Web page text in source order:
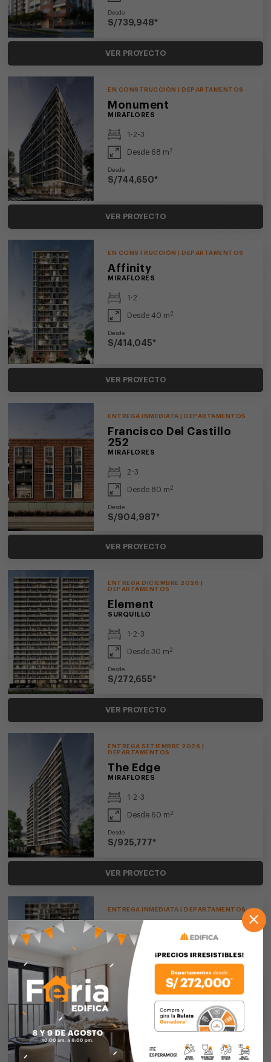
Desde
S/739,948*
VER PROYECTO
EN CONSTRUCCIÓN | DEPARTAMENTOS
Monument
MIRAFLORES
1-2-3
Desde 68 m 2
Desde
S/744,650*
VER PROYECTO
EN CONSTRUCCIÓN | DEPARTAMENTOS
Affinity
MIRAFLORES
1-2
Desde 40 m 2
Desde
S/414,045*
VER PROYECTO
ENTREGA INMEDIATA | DEPARTAMENTOS
Francisco Del Castillo
252
MIRAFLORES
2-3
Desde 80 m 2
Desde
S/904,987*
VER PROYECTO
ENTREGA DICIEMBRE 2026 |
DEPARTAMENTOS
Element
SURQUILLO
1-2-3
Desde 30 m 2
Desde
S/272,655*
VER PROYECTO
ENTREGA SETIEMBRE 2026 |
DEPARTAMENTOS
The Edge
MIRAFLORES
1-2-3
Desde 60 m 2
Desde
S/925,777*
VER PROYECTO
ENTREGA INMEDIATA | DEPARTAMENTOS
Urban Heights
MIRAFLORES
1-2
Desde 40 m 2
Desde
S/405,085*
VER PROYECTO